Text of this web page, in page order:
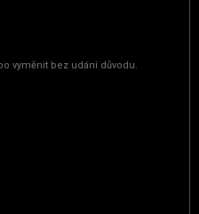
vyměnit bez udání důvodu.